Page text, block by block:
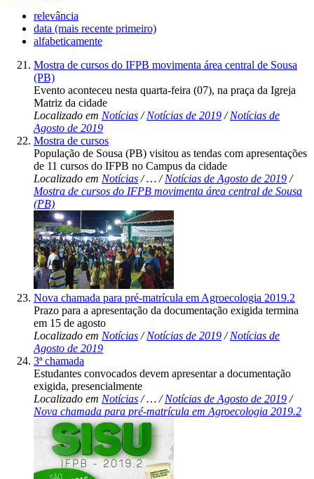
relevância
data (mais recente primeiro)
alfabeticamente
Mostra de cursos do IFPB movimenta área central de Sousa
(PB)
Evento aconteceu nesta quarta-feira (07), na praça da Igreja
Matriz da cidade
Localizado em Notícias /Notícias de 2019 /Notícias de
Agosto de 2019
Mostra de cursos
População de Sousa (PB) visitou as tendas com apresentações
de 11 cursos do IFPB no Campus da cidade
Localizado em Notícias /…/Notícias de Agosto de 2019 /
Mostra de cursos do IFPB movimenta área central de Sousa
(PB)
Nova chamada para pré-matrícula em Agroecologia 2019.2
Prazo para a apresentação da documentação exigida termina
em 15 de agosto
Localizado em Notícias /Notícias de 2019 /Notícias de
Agosto de 2019
3ª chamada
Estudantes convocados devem apresentar a documentação
exigida, presencialmente
Localizado em Notícias /…/Notícias de Agosto de 2019 /
Nova chamada para pré-matrícula em Agroecologia 2019.2